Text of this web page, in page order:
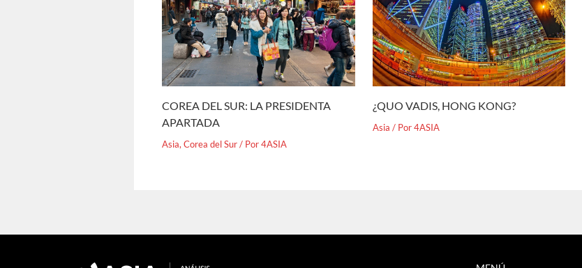
COREA DEL SUR: LA PRESIDENTA
APARTADA
Asia,Corea del Sur/ Por4ASIA
¿QUO VADIS, HONG KONG?
Asia / Por4ASIA